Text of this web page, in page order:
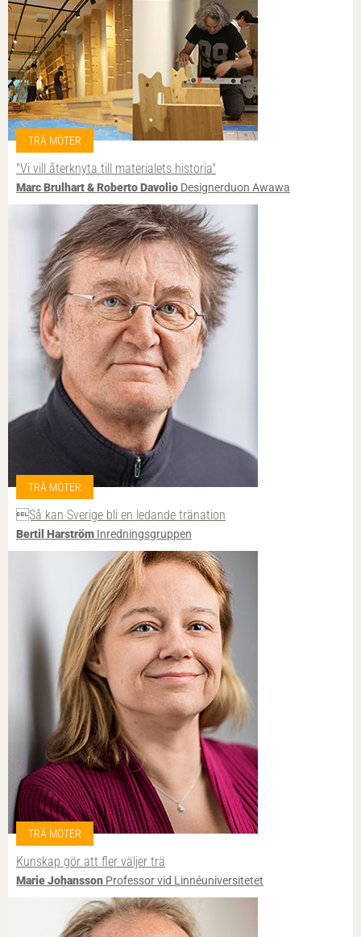
TRÄ MÖTER
"Vi vill återknyta till materialets historia"
Marc Brulhart & Roberto Davolio Designerduon Awawa
TRÄ MÖTER
Så kan Sverige bli en ledande tränation
Bertil Harström Inredningsgruppen
TRÄ MÖTER
Kunskap gör att fler väljer trä
Marie Johansson Professor vid Linnéuniversitetet